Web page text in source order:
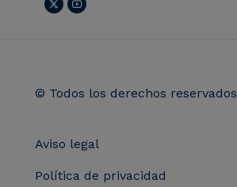
© Todos los derechos reservados
Aviso legal
Política de privacidad